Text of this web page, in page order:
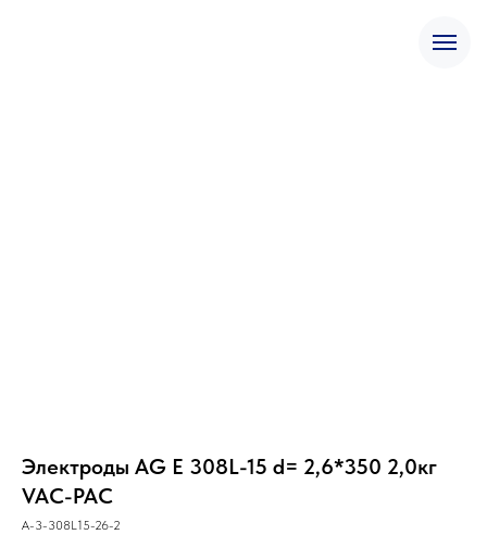
Электроды AG E 308L-15 d= 2,6*350 2,0кг
VAC-PAC
A-3-308L15-26-2